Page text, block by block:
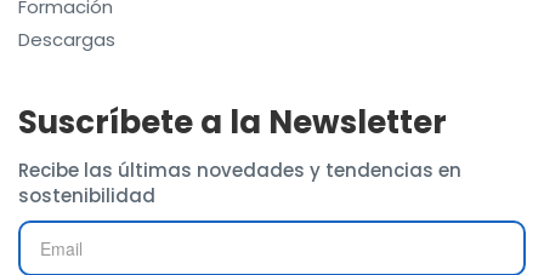
Formación
Descargas
Suscríbete a la Newsletter
Recibe las últimas novedades y tendencias en
sostenibilidad